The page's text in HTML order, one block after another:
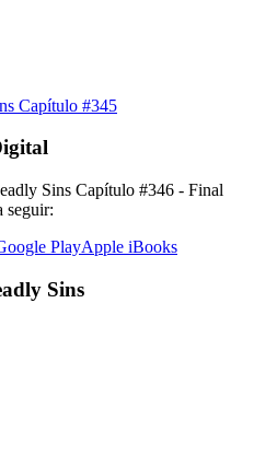
Capítulo #345
Sins Capítulo #346 - Final
seguir:
PlayApple iBooks
Sins